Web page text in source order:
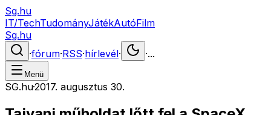
Sg.hu
IT/TechTudományJátékAutóFilm
Sg.hu
·fórum·RSS·hírlevél· ·...
Menü
SG.hu·2017. augusztus 30.